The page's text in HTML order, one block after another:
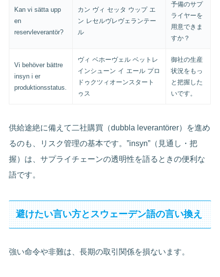
Kan vi sätta upp
en
reservleverantör?
カン ヴィ セッタ ウップ エ
ン レセルヴレヴェランテー
ル
予備のサプ
ライヤーを
用意できま
すか？
Vi behöver bättre
insyn i er
produktionsstatus.
ヴィ ベホーヴェル ベットレ
インシューン イ エール プロ
ドゥクツィオーンスタート
ゥス
御社の生産
状況をもっ
と把握した
いです。
供給途絶に備えて二社購買（dubbla leverantörer）を進め
るのも、リスク管理の基本です。”insyn”（見通し・把
握）は、サプライチェーンの透明性を語るときの便利な
語です。
避けたい言い方とスウェーデン語の言い換え
強い命令や非難は、長期の取引関係を損ないます。